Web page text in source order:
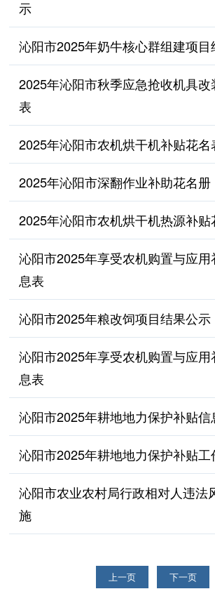
示
沁阳市2025年奶牛核心群组建项
2025年沁阳市秋季应急抢收机具改
表
2025年沁阳市农机烘干机补贴花名
2025年沁阳市深翻作业补助花名册
2025年沁阳市农机烘干机热源补贴
沁阳市2025年享受农机购置与应
息表
沁阳市2025年粮改饲项目结果公示
沁阳市2025年享受农机购置与应
息表
沁阳市2025年耕地地力保护补贴
沁阳市2025年耕地地力保护补贴工
沁阳市农业农村局行政相对人违法
施
上一页 下一页